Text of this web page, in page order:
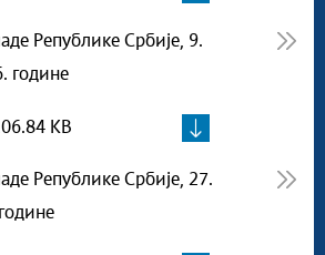
Републике Србије, 9.
године
KB
Републике Србије, 27.